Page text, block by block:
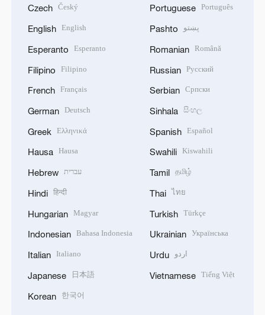
Czech Český
English English
Esperanto Esperanto
Filipino Filipino
French Français
German Deutsch
Greek Ελληνικά
Hausa Hausa
Hebrew עברית
Hindi हिन्दी
Hungarian Magyar
Indonesian Bahasa Indonesia
Italian Italiano
Japanese 日本語
Korean 한국어
Portuguese Português
Pashto پښتو
Romanian Română
Russian Русский
Serbian Српски
Sinhala සිංහල
Spanish Español
Swahili Kiswahili
Tamil தமிழ்
Thai ไทย
Turkish Türkçe
Ukrainian Українська
Urdu اردو
Vietnamese Tiếng Việt